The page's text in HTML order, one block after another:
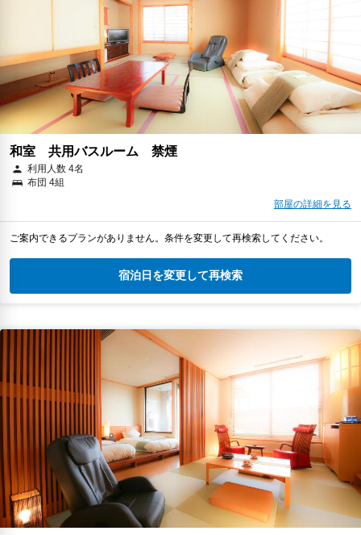
和室 共用バスルーム 禁煙
利用人数 4名
布団 4組
部屋の詳細を見る
ご案内できるプランがありません。条件を変更して再検索してください。
宿泊日を変更して再検索